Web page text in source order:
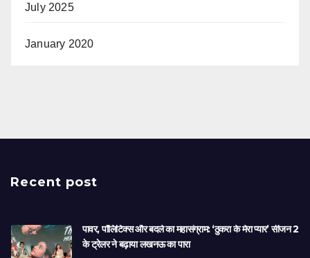
July 2025
January 2020
Recent post
पावर, पॉलिटिक्स और बदले का महासंग्राम: ‘ठुकरा के मेरा प्यार’ सीजन 2
के ट्रेलर ने बढ़ाया लखनऊ का पारा